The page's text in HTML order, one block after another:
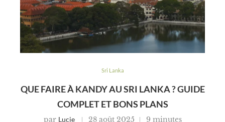
Sri Lanka
QUE FAIRE À KANDY AU SRI LANKA ? GUIDE
COMPLET ET BONS PLANS
par Lucie 28 août 2025 9 minutes